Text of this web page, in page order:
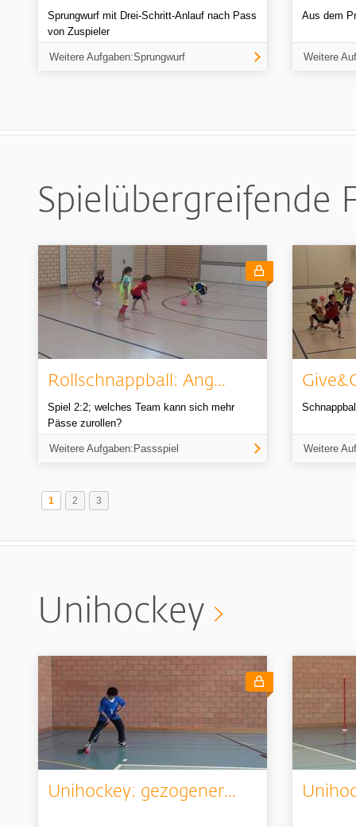
Sprungwurf mit Drei-Schritt-Anlauf nach Pass
von Zuspieler
Weitere Aufgaben:Sprungwurf
Aus dem
Weitere
Spielübergreifende
Rollschnappball: Ang...
Spiel 2:2; welches Team kann sich mehr
Pässe zurollen?
Weitere Aufgaben:Passspiel Weitere
1 2 3
Unihockey
Unihockey: gezogener...